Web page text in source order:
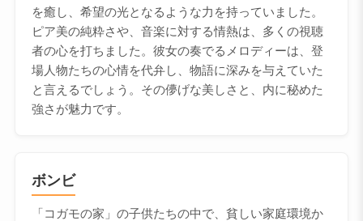
を癒し、希望の光となるような力を持っていました。
ピア美の純粋さや、音楽に対する情熱は、多くの視聴
者の心を打ちました。彼女の奏でるメロディーは、登
場人物たちの心情を代弁し、物語に深みを与えていた
と言えるでしょう。その儚げな美しさと、内に秘めた
強さが魅力です。
ボンビ
「コガモの家」の子供たちの中で、貧しい家庭環境か